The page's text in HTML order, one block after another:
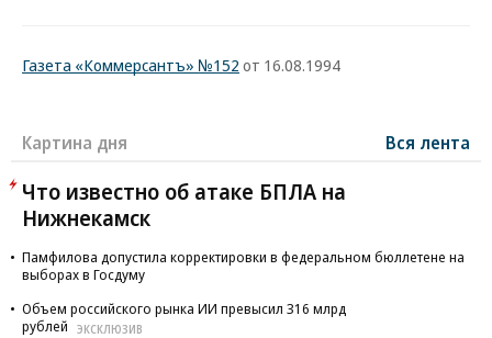
Газета «Коммерсантъ» №152 от 16.08.1994
Картина дня Вся лента
Что известно об атаке БПЛА на
Нижнекамск
Памфилова допустила корректировки в федеральном бюллетене на
выборах в Госдуму
Объем российского рынка ИИ превысил 316 млрд
рублей
ЭКСКЛЮЗИВ